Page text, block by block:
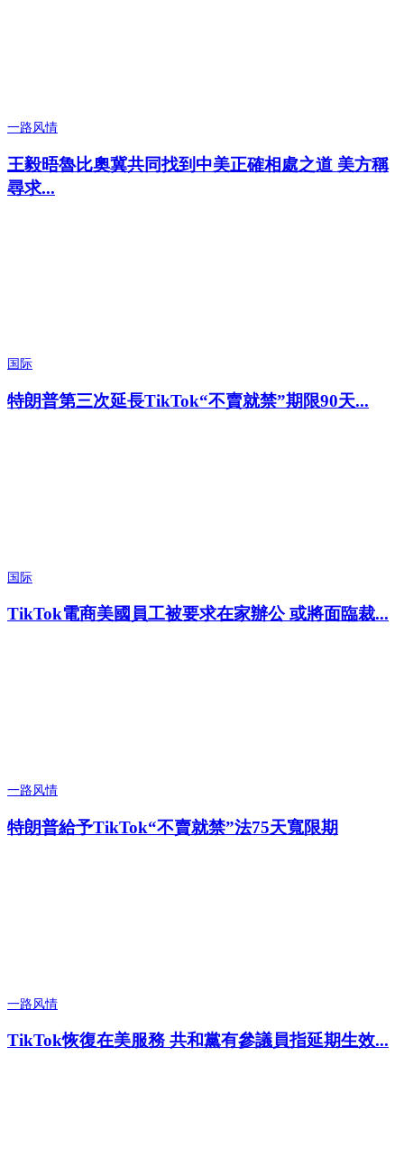
一路风情
王毅晤魯比奧冀共同找到中美正確相處之道 美方稱
尋求...
国际
特朗普第三次延長TikTok“不賣就禁”期限90天...
国际
TikTok電商美國員工被要求在家辦公 或將面臨裁...
一路风情
特朗普給予TikTok“不賣就禁”法75天寬限期
一路风情
TikTok恢復在美服務 共和黨有參議員指延期生效...